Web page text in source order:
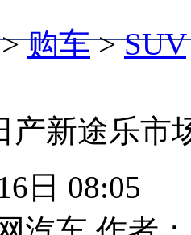
购车>SUV
产新途乐市
日 08:05